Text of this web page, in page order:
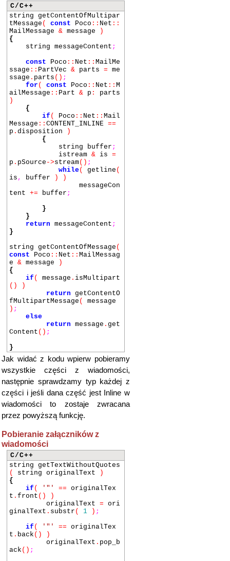
for
rbegin ();m!=messages.ren
d(); ++m
{
berOfMails )
Mail&& currentMail
=getMailInfo (
;
currentMail . sizeInB
ytes
currentMail
downloadedMails emp
lace_back(currentMail
downloadedMails
}
{
mails
o2.pl", "haslo" );
ils)
cout<< m<<endl;
}
// g++ -isystem/home/grzego
rz/Pulpit/poco-1.7.8p3/zbud
owany/include 2listowanie.c
c -L/home/grzegorz/Pulpit/p
oco-1.7.8p3/zbudowany/lib -
lPocoNet -lPocoFoundation -
lpthread
C/C++
string getContentOfMultipar
tMessage ( const Poco :: Net ::
MailMessage & message
)
{
string messageContent ;
const Poco :: Net :: MailMe
ssage :: PartVec & parts = me
ssage . parts () ;
for ( const Poco :: Net :: M
ailMessage :: Part & p :
parts
)
{
if ( Poco :: Net :: Mail
Message :: CONTENT_INLINE ==
p . disposition
)
{
string buffer ;
istream & is =
p . pSource ->stream() ;
while( getline (
is , buffer )
)
messageCon
tent += buffer ;
}
}
return messageContent ;
}
string getContentOfMessage (
const Poco :: Net :: MailMessag
e & message
)
{
if ( message . isMultipart
()
)
return getContentO
fMultipartMessage (
message
) ;
else
return message . get
Content () ;
}
Jak widać z kodu wpierw pobieramy
wszystkie części z wiadomości,
następnie sprawdzamy typ każdej z
części i jeśli dana część jest Inline w
wiadomości to zostaje zwracana
przez powyższą funkcję.
Pobieranie załączników z
wiadomości
C/C++
string getTextWithoutQuotes
(
string originalText
)
{
if ( '"' == originalTex
t . front ()
)
originalText = ori
ginalText . substr ( 1 ) ;
if ( '"' == originalTex
t . back ()
)
originalText . pop_b
ack () ;